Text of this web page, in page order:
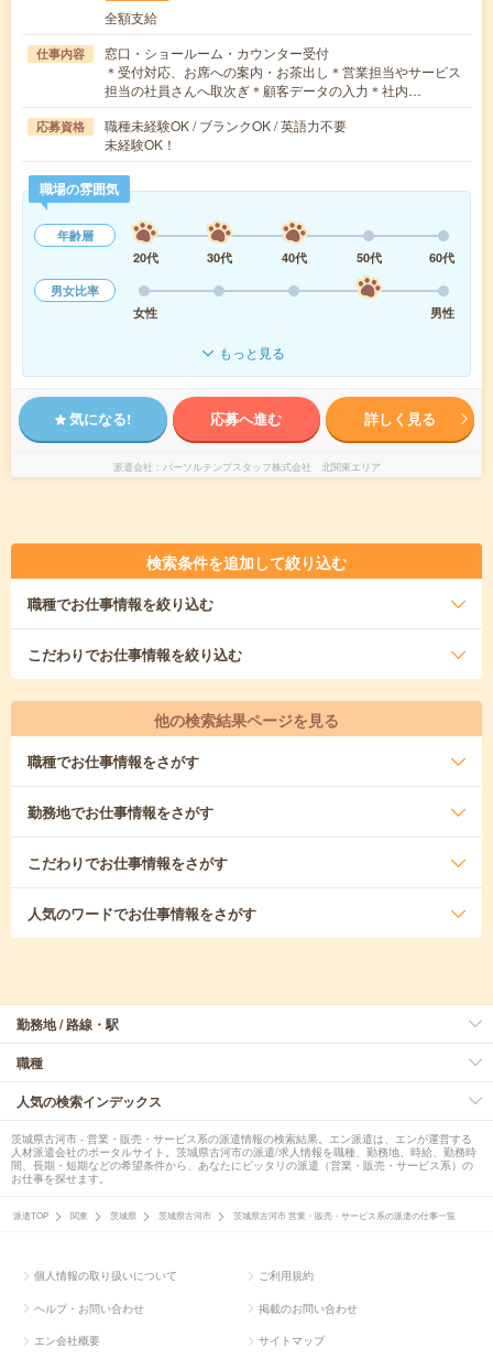
全額支給
仕事内容
窓口・ショールーム・カウンター受付
＊受付対応、お席への案内・お茶出し＊営業担当やサービス
担当の社員さんへ取次ぎ＊顧客データの入力＊社内…
応募資格
職種未経験OK / ブランクOK / 英語力不要
未経験OK！
職場の雰囲気
年齢層
20代
30代 40代 50代
60代
男女比率
女性
男性
もっと見る
気になる! 応募へ進む 詳しく見る
派遣会社 パーソルテンプスタッフ株式会社 北関東エリア
検索条件を追加して絞り込む
職種でお仕事情報を絞り込む
こだわりでお仕事情報を絞り込む
他の検索結果ページを見る
職種でお仕事情報をさがす
勤務地でお仕事情報をさがす
こだわりでお仕事情報をさがす
人気のワードでお仕事情報をさがす
勤務地 / 路線・駅
職種
人気の検索インデックス
茨城県古河市 - 営業・販売・サービス系の派遣情報の検索結果。エン派遣は、エンが運営する
人材派遣会社のポータルサイト。茨城県古河市の派遣/求人情報を職種、勤務地、時給、勤務時
間、長期・短期などの希望条件から、あなたにピッタリの派遣（営業・販売・サービス系）の
お仕事を探せます。
派遣TOP 関東 茨城県 茨城県古河市 茨城県古河市 営業・販売・サービス系の派遣の仕事一覧
個人情報の取り扱いについて ご利用規約
ヘルプ・お問い合わせ 掲載のお問い合わせ
エン会社概要 サイトマップ